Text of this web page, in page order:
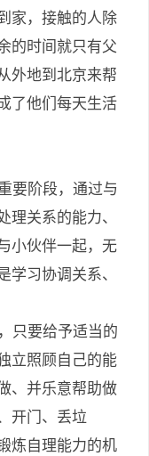
家，接触的人除
的时间就只有父
外地到北京来帮
了他们每天生活
阶段，通过与
理关系的能力、
小伙伴一起，无
学习协调关系、
要给予适当的
立照顾自己的能
、并乐意帮助做
开门、丢垃
炼自理能力的机